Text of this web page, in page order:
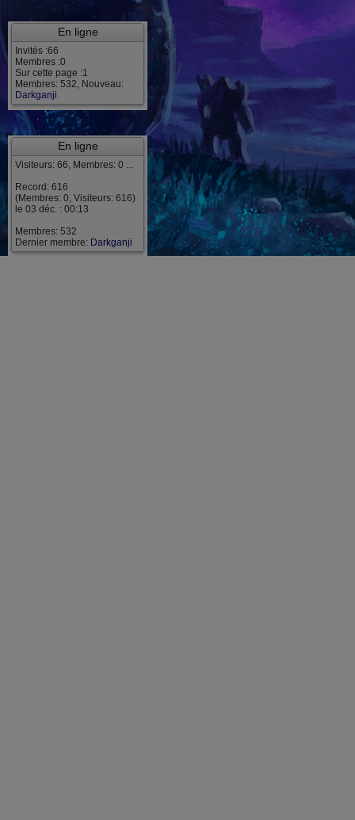
En ligne
Invités :66
Membres :0
Sur cette page :1
Membres: 532, Nouveau:
Darkganji
En ligne
Visiteurs: 66, Membres: 0 ...
Record: 616
(Membres: 0, Visiteurs: 616)
le 03 déc. : 00:13
Membres: 532
Dernier membre: Darkganji